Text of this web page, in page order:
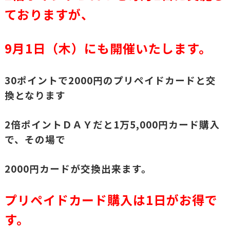
ておりますが、
9月1日（木）にも開催いたします。
30ポイントで2000円のプリペイドカードと交
換となります
2倍ポイントＤＡＹだと1万5,000円カード購入
で、その場で
2000円カードが交換出来ます。
プリペイドカード購入は1日がお得で
す。